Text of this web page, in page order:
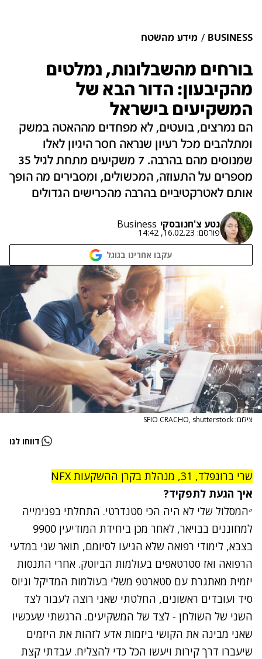
BUSINESS מידע מהשטח
בורחים מהשבלונות, נמלטים
מהקיבעון: הדור הבא של
המשקיעים בישראל
הם נמרצים, בועטים, לא מפחדים מההאטה במשק
ומתלהבים מכל רעיון שנראה חסר היגיון לאלו
שמנוסים מהם בהרבה. 7 משקיעים מתחת לגיל 35
מספרים על התעוזה, המכשולים, ומסבירים מה הופך
אותם לאטרקטיביים בהרבה מהכרישים הגדולים
נטע צ'חנובסקי Business
פורסם: 16.02.23, 14:42
עקבו אחרינו בגוגל
צילום: SFIO CRACHO, shutterstock
דווחו לנו
שרי ברונפלד, 31, מנהלת בקרן ההשקעות NFX
איך הגעת לתפקיד?
״המסלול שלי לא היה הכי סטנדרטי. התחלתי בפנימייה
למחוננים בבויאר, לאחר מכן ביחידת המודיעין 9900
בצבא, לימודי רפואה שלא הגיעו לסיומם, תואר שני במדעי
הרפואה ואז סטרטאפים בעולמות הביוטק. אחרי התנסות
יזמית מאתגרת עם סטארטפ משלי בעולמות המדיקל וגיוס
סיד ועובדים ראשונים, החלטתי שאני רוצה לעבור לצד
השני של השולחן - לצד של המשקיעים. הרגשתי שעכשיו
שאני מבינה את הקושי ביזמות אדע לזהות את היזמים
שיעברו דרך קירות ויעשו הכל כדי להצליח. עבדתי קצת